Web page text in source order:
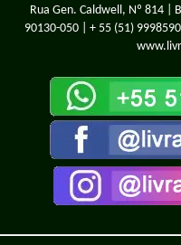
Rua Gen. Caldwell, Nº 814 |
90130-050 | + 55 (51)